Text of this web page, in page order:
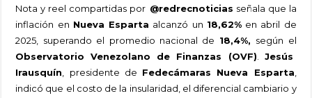
Nota y reel compartidas por @redrecnoticias señala que la
inflación en Nueva Esparta alcanzó un 18,62%en abril de
2025, superando el promedio nacional de 18,4%, según el
Observatorio Venezolano de Finanzas (OVF). Jesús
Irausquín, presidente de Fedecámaras Nueva Esparta,
indicó que el costo de la insularidad, el diferencial cambiario y